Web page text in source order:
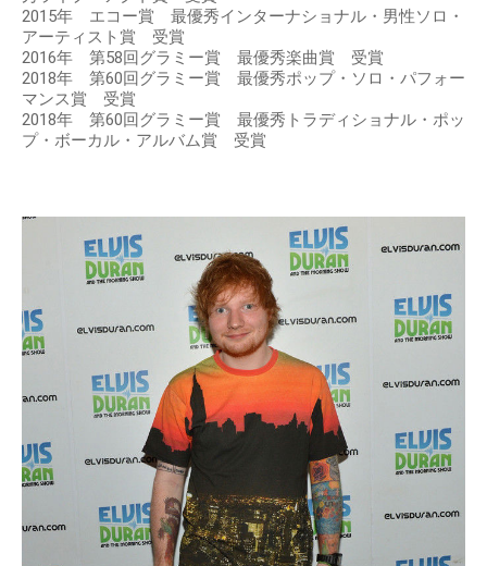
2015年 エコー賞 最優秀インターナショナル・男性ソロ・
アーティスト賞 受賞
2016年 第58回グラミー賞 最優秀楽曲賞 受賞
2018年 第60回グラミー賞 最優秀ポップ・ソロ・パフォー
マンス賞 受賞
2018年 第60回グラミー賞 最優秀トラディショナル・ポッ
プ・ボーカル・アルバム賞 受賞